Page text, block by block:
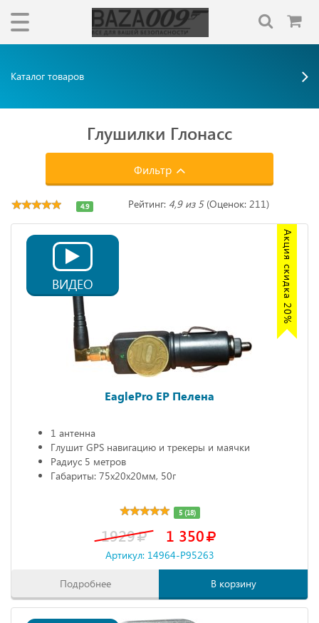
Каталог товаров
Глушилки Глонасс
Фильтр
Акция скидка 20%
ВИДЕО
EaglePro EP Пелена
1 антенна
Глушит GPS навигацию и трекеры и маячки
Радиус 5 метров
Габариты: 75х20х20мм, 50г
5 (18)
1929 1 350
Артикул: 14964-P95263
Подробнее В корзину
4.9 Рейтинг: 4,9 из 5(Оценок: 211)